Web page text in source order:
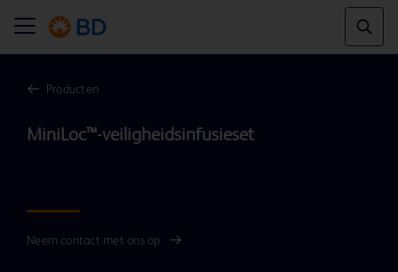
Producten
MiniLoc™-veiligheidsinfusieset
Neem contact met ons op